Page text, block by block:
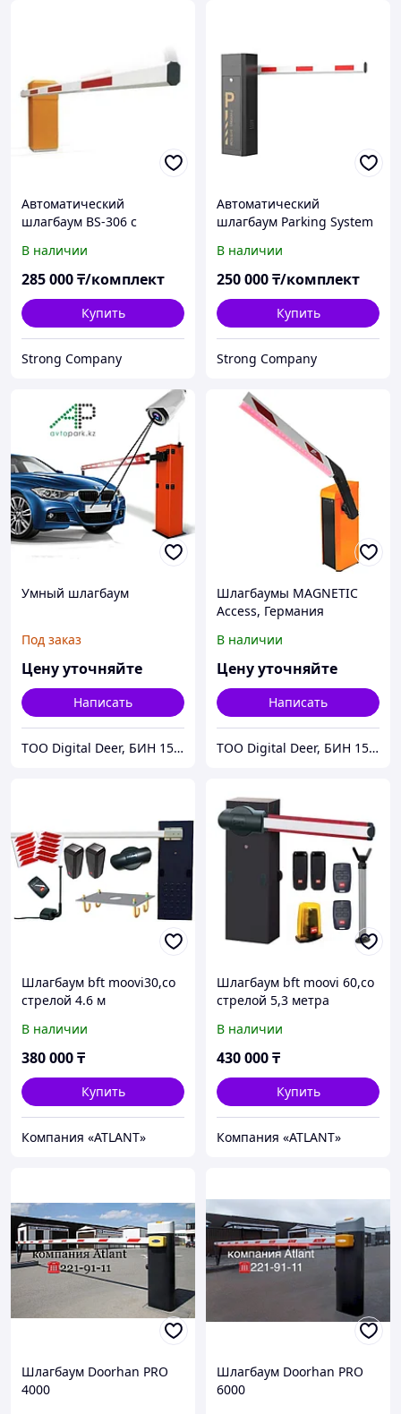
Автоматический
шлагбаум BS-306 с
от 4м до 6м Baisheng
(Китай)
В наличии
285 000₸/комплект
Купить
Strong Company
Автоматический
шлагбаум Parking System
телескопической стрелой
4-6 м
В наличии
250 000₸/комплект
Купить
Strong Company
Умный шлагбаум
Под заказ
Цену уточняйте
Написать
ТОО Digital Deer, БИН 150340014892
Шлагбаумы MAGNETIC
Access, Германия
В наличии
Цену уточняйте
Написать
ТОО Digital Deer, БИН 150340014892
Шлагбаум bft moovi30,со
стрелой 4.6 м
В наличии
380 000₸
Купить
Компания «ATLANT»
Шлагбаум bft moovi 60,со
стрелой 5,3 метра
В наличии
430 000₸
Купить
Компания «ATLANT»
Шлагбаум Doorhan PRO
4000
Шлагбаум Doorhan PRO
6000